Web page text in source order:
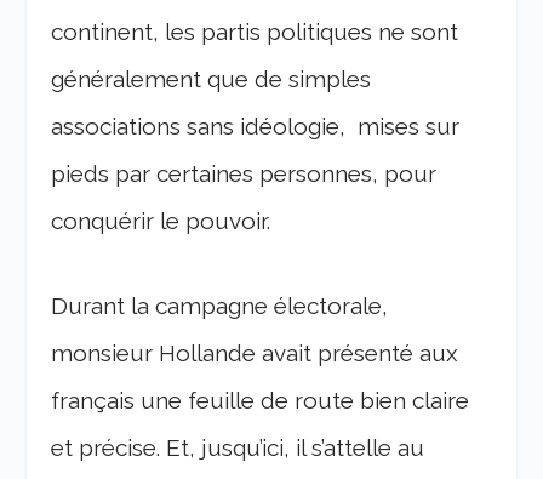
continent, les partis politiques ne sont
généralement que de simples
associations sans idéologie, mises sur
pieds par certaines personnes, pour
conquérir le pouvoir.
Durant la campagne électorale,
monsieur Hollande avait présenté aux
français une feuille de route bien claire
et précise. Et, jusqu’ici, il s’attelle au